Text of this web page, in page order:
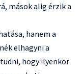
mások alig érzik a
hanem a
elhagyni a
hogy ilyenkor